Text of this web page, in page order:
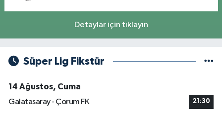
Detaylar için tıklayın
Süper Lig Fikstür
14 Ağustos, Cuma
Galatasaray - Çorum FK
21:30